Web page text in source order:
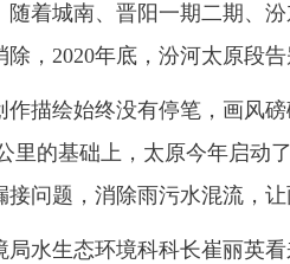
随着城南、晋阳一期二期、
，2020年底，汾河太原段告
绘始终没有停笔，画风磅
里的基础上，太原今年启动
问题，消除雨污水混流，让
生态环境科科长崔丽英看